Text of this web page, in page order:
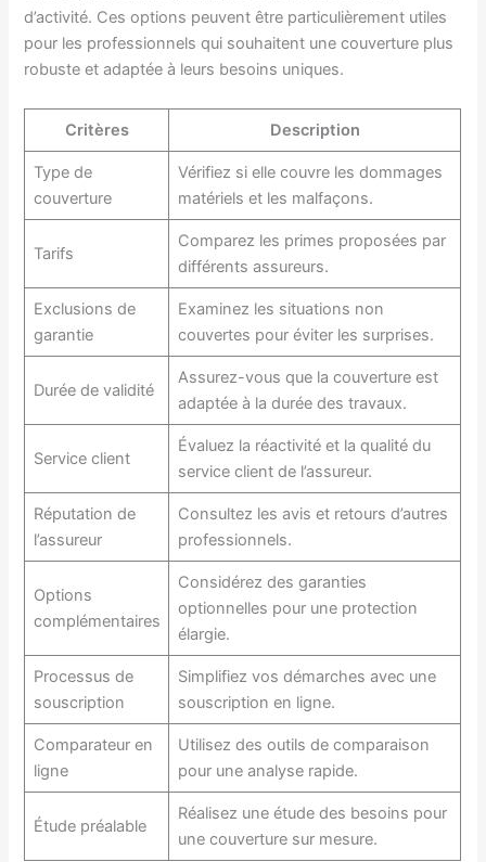
d’activité. Ces options peuvent être particulièrement utiles
pour les professionnels qui souhaitent une couverture plus
robuste et adaptée à leurs besoins uniques.
Critères Description
Type de
couverture
Vérifiez si elle couvre les dommages
matériels et les malfaçons.
Tarifs
Comparez les primes proposées par
différents assureurs.
Exclusions de
garantie
Examinez les situations non
couvertes pour éviter les surprises.
Durée de validité
Assurez-vous que la couverture est
adaptée à la durée des travaux.
Service client
Évaluez la réactivité et la qualité du
service client de l’assureur.
Réputation de
l’assureur
Consultez les avis et retours d’autres
professionnels.
Options
complémentaires
Considérez des garanties
optionnelles pour une protection
élargie.
Processus de
souscription
Simplifiez vos démarches avec une
souscription en ligne.
Comparateur en
ligne
Utilisez des outils de comparaison
pour une analyse rapide.
Étude préalable
Réalisez une étude des besoins pour
une couverture sur mesure.